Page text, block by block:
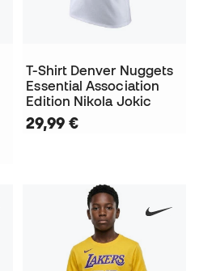
T-Shirt Denver Nuggets
Essential Association
Edition Nikola Jokic
29,99 €